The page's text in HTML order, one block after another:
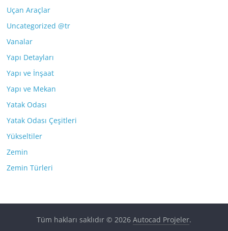
Uçan Araçlar
Uncategorized @tr
Vanalar
Yapı Detayları
Yapı ve İnşaat
Yapı ve Mekan
Yatak Odası
Yatak Odası Çeşitleri
Yükseltiler
Zemin
Zemin Türleri
Tüm hakları saklıdır © 2026 Autocad Projeler.